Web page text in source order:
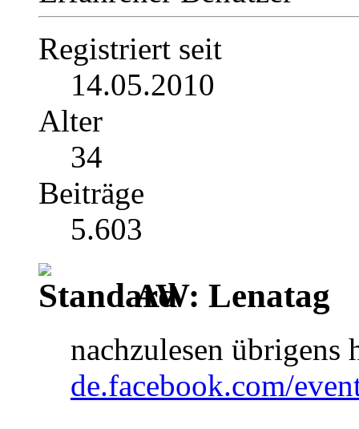
Registriert seit
14.05.2010
Alter
34
Beiträge
5.603
AW: Lenatag
nachzulesen übrigens
de.facebook.com/